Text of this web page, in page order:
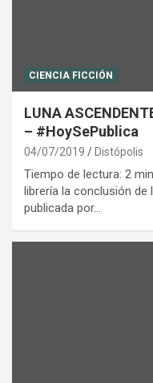
CIENCIA FICCIÓN
LUNA
– #HoySePublica
04/07/2019 Distópolis
Tiempo de lectura: 2
librería la conclusión de
publicada por…